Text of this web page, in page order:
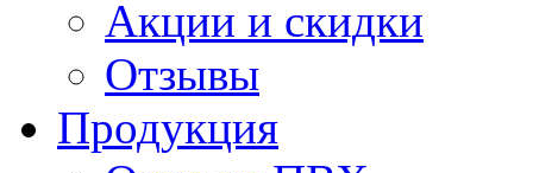
Акции и скидки
Отзывы
Продукция